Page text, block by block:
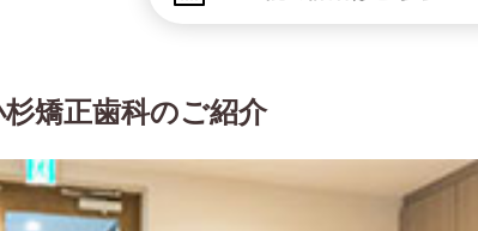
矯正歯科のご紹介